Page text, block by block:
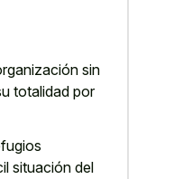
sin
totalidad por
situación del